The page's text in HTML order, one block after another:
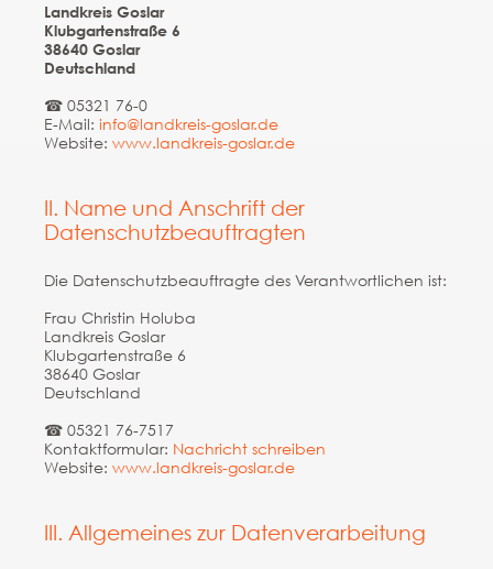
Landkreis Goslar
Klubgartenstraße 6
38640 Goslar
Deutschland
☎ 05321 76-0
E-Mail: info@landkreis-goslar.de
Website: www.landkreis-goslar.de
II. Name und Anschrift der
Datenschutzbeauftragten
Die Datenschutzbeauftragte des Verantwortlichen ist:
Frau Christin Holuba
Landkreis Goslar
Klubgartenstraße 6
38640 Goslar
Deutschland
☎ 05321 76-7517
Kontaktformular: Nachricht schreiben
Website: www.landkreis-goslar.de
III. Allgemeines zur Datenverarbeitung